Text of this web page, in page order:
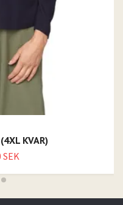
KVAR)
SEK